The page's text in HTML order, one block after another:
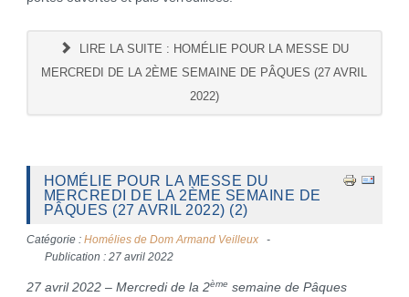
LIRE LA SUITE : HOMÉLIE POUR LA MESSE DU
MERCREDI DE LA 2ÈME SEMAINE DE PÂQUES (27 AVRIL
2022)
HOMÉLIE POUR LA MESSE DU
MERCREDI DE LA 2ÈME SEMAINE DE
PÂQUES (27 AVRIL 2022) (2)
Catégorie : Homélies de Dom Armand Veilleux
Publication : 27 avril 2022
27 avril 2022 – Mercredi de la 2ème semaine de Pâques